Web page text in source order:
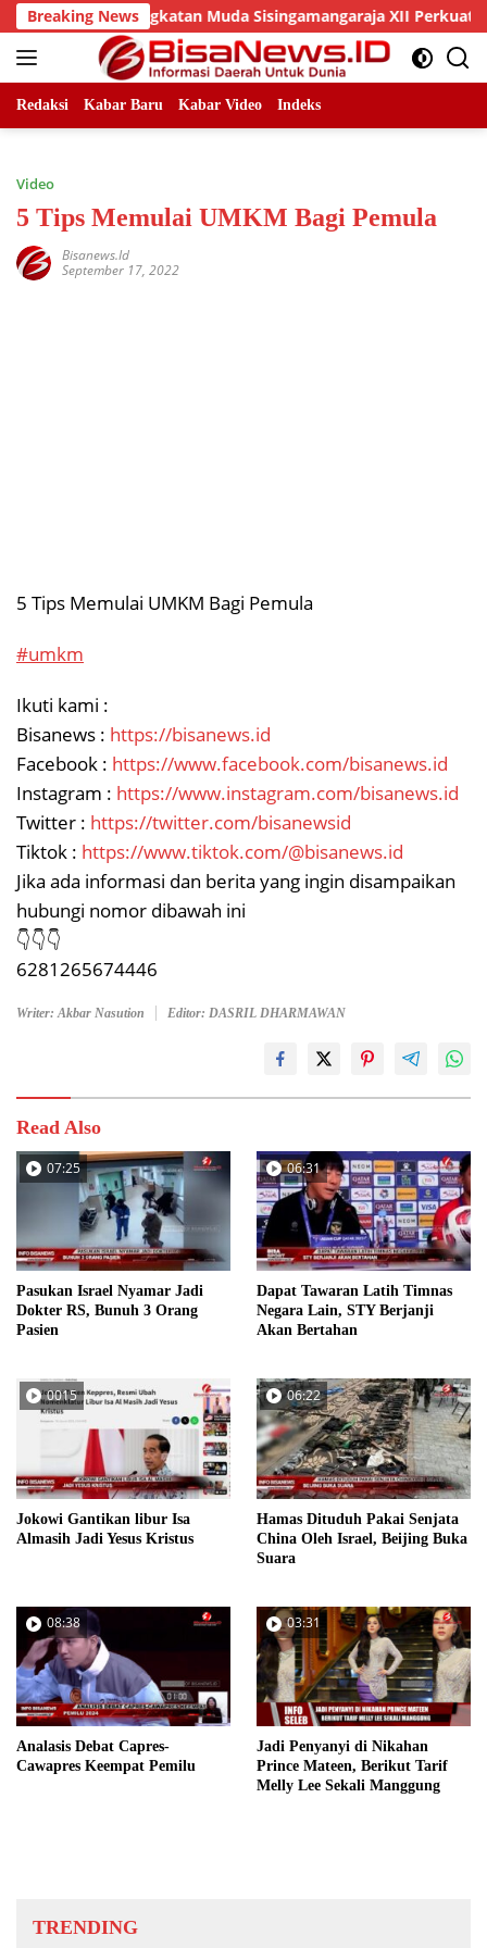
Skip
to
content
Breaking News
DPC Angkatan Muda Sisingamangaraja XII Perkuat
Redaksi Kabar Baru Kabar Video Indeks
Video
5 Tips Memulai UMKM Bagi Pemula
Bisanews.id
September 17, 2022
5 Tips Memulai UMKM Bagi Pemula
#umkm
Ikuti kami :
Bisanews : https://bisanews.id
Facebook : https://www.facebook.com/bisanews.id
Instagram : https://www.instagram.com/bisanews.id
Twitter : https://twitter.com/bisanewsid
Tiktok : https://www.tiktok.com/@bisanews.id
Jika ada informasi dan berita yang ingin disampaikan
hubungi nomor dibawah ini
👇👇👇
6281265674446
Writer: Akbar Nasution Editor: DASRIL DHARMAWAN
Read Also
07:25
Pasukan Israel Nyamar Jadi
Dokter RS, Bunuh 3 Orang
Pasien
06:31
Dapat Tawaran Latih Timnas
Negara Lain, STY Berjanji
Akan Bertahan
0015
Jokowi Gantikan libur Isa
Almasih Jadi Yesus Kristus
06:22
Hamas Dituduh Pakai Senjata
China Oleh Israel, Beijing Buka
Suara
08:38
Analasis Debat Capres-
Cawapres Keempat Pemilu
03:31
Jadi Penyanyi di Nikahan
Prince Mateen, Berikut Tarif
Melly Lee Sekali Manggung
TRENDING